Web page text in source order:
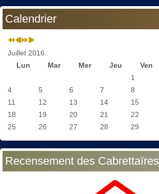
Calendrier
Juillet 2016
Lun
Mar Mer Jeu Ven
1
4
5 6 7 8
11
12 13 14 15
18
19 20 21 22
25
26 27 28 29
Recensement des Cabrettaïres